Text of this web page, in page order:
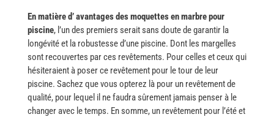
En​‍​‌‍​‍‌ matière d’ avantages des moquettes en marbre pour
piscine, l’un des premiers serait sans doute de garantir la
longévité et la robustesse d’une piscine. Dont les margelles
sont recouvertes par ces revêtements. Pour celles et ceux qui
hésiteraient à poser ce revêtement pour le tour de leur
piscine. Sachez que vous opterez là pour un revêtement de
qualité, pour lequel il ne faudra sûrement jamais penser à le
changer avec le temps. En somme, un revêtement pour l’été et